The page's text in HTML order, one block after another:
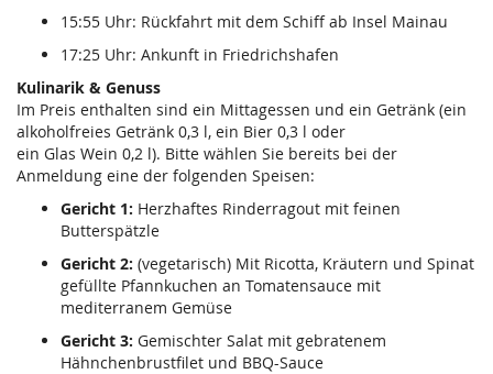
15:55 Uhr: Rückfahrt mit dem Schiff ab Insel Mainau
17:25 Uhr: Ankunft in Friedrichshafen
Kulinarik & Genuss
Im Preis enthalten sind ein Mittagessen und ein Getränk (ein
alkoholfreies Getränk 0,3 l, ein Bier 0,3 l oder
ein Glas Wein 0,2 l). Bitte wählen Sie bereits bei der
Anmeldung eine der folgenden Speisen:
Gericht 1: Herzhaftes Rinderragout mit feinen
Butterspätzle
Gericht 2: (vegetarisch) Mit Ricotta, Kräutern und Spinat
gefüllte Pfannkuchen an Tomatensauce mit
mediterranem Gemüse
Gericht 3: Gemischter Salat mit gebratenem
Hähnchenbrustfilet und BBQ-Sauce